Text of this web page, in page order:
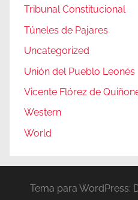
Tribunal Constitucional
Túneles de Pajares
Uncategorized
Unión del Pueblo Leonés
Vicente Flórez de
Western
World
Tema para WordPress: